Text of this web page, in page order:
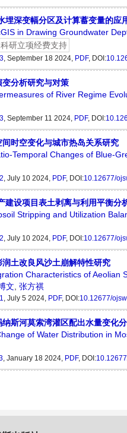
埋深变幅分区及计算蓄变量的应
in Drawing Groundwater
科研立项经费支持
, September 18 2024, PDF, DOI:
分析研究与对策
of River Regime
, September 11 2024, PDF, DOI:
时空变化与城市热岛关系研究
Temporal Changes of Blue-
, July 10 2024, PDF, DOI:10.12677/
建设项目表土剥离与利用平衡分
Stripping and Utilization
, July 10 2024, PDF, DOI:10.12677/
土改良风沙土崩解特性研究
Characteristics of Aeolian
文 张方祺
, July 5 2024, PDF, DOI:10.12677/
斯河莫索湾灌区配出水量变化
of Water Distribution in
, January 18 2024, PDF, DOI: